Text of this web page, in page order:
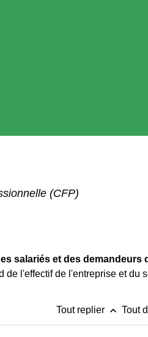
(CFP)
salariés et des demandeurs
de l'effectif de l'entreprise et du
Tout replier keyboard_arrow_up Tout